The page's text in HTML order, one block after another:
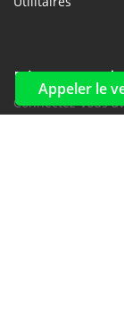
Appeler le
Réseaux
Connectez-vous